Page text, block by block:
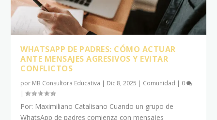
WHATSAPP DE PADRES: CÓMO ACTUAR
ANTE MENSAJES AGRESIVOS Y EVITAR
CONFLICTOS
por MB Consultora Educativa | Dic 8, 2025 | Comunidad | 0
|
Por: Maximiliano Catalisano Cuando un grupo de
WhatsApp de padres comienza con mensajes